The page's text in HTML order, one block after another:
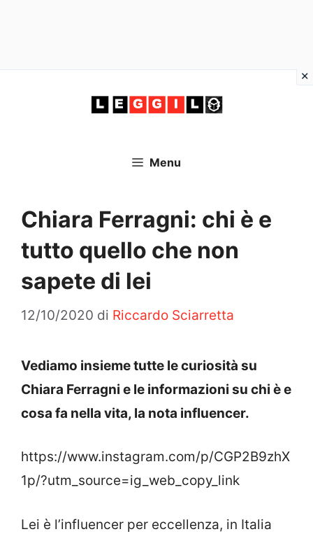
Menu
Chiara Ferragni: chi è e
tutto quello che non
sapete di lei
12/10/2020 di Riccardo Sciarretta
Vediamo insieme tutte le curiosità su
Chiara Ferragni e le informazioni su chi è e
cosa fa nella vita, la nota influencer.
https://www.instagram.com/p/CGP2B9zhX
1p/?utm_source=ig_web_copy_link
Lei è l’influencer per eccellenza, in Italia